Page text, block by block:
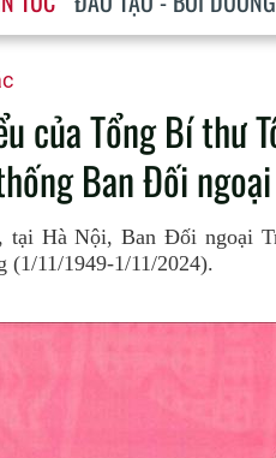
của Tổng Bí thư
Ban Đối
tại Hà Nội, Ban Đối ngoại
(1/11/1949-1/11/2024).